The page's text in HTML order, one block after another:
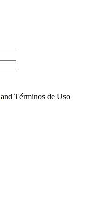
and Términos de Uso